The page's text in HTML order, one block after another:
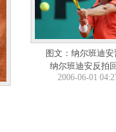
图文：纳尔班迪安
纳尔班迪安反拍
2006-06-01